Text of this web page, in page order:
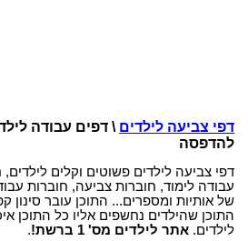
דפי צביעה לילדים \ דפים עבודה
להדפסה
דפי צביעה לילדים פשוטים וקלים
עבודה לימוד, חוברות צביעה, חוברות
של אותיות ומספרים... התוכן עובר סינון
התוכן שהילדים נחשפים אליו כל התוכן
לילדים. אתר לילדים מס' 1 ברשת! .